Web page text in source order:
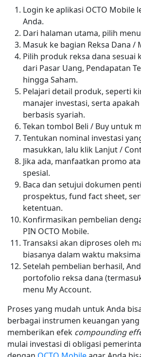
Login ke aplikasi OCTO Mobile
Anda.
Dari halaman utama, pilih
Masuk ke bagian Reksa Dana /
Pilih produk reksa dana sesuai
dari Pasar Uang, Pendapatan
hingga Saham.
Pelajari detail produk, seperti
manajer investasi, serta
berbasis syariah.
Tekan tombol Beli / Buy untuk
Tentukan nominal investasi
masukkan, lalu klik Lanjut /
Jika ada, manfaatkan promo
spesial.
Baca dan setujui dokumen
prospektus, fund fact sheet,
ketentuan.
Konfirmasikan pembelian
PIN OCTO Mobile.
Transaksi akan diproses oleh
biasanya dalam waktu
Setelah pembelian berhasil,
portofolio reksa dana
menu My Account.
Proses yang mudah untuk Anda
berbagai instrumen keuangan
memberikan efek compounding
mulai investasi di obligasi